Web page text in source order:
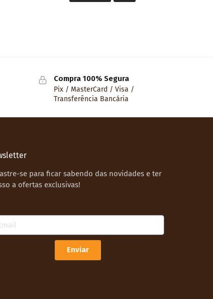
Compra 100% Segura
Pix / MasterCard / Visa /
Transferência Bancária
se para ficar sabendo das novidades e ter
a ofertas exclusivas!
Enviar